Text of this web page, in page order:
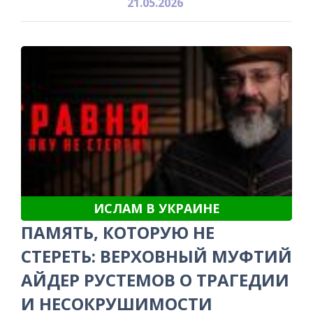
ИСЛАМ В УКРАИНЕ
ПАМЯТЬ, КОТОРУЮ НЕ
СТЕРЕТЬ: ВЕРХОВНЫЙ МУФТИЙ
АЙДЕР РУСТЕМОВ О ТРАГЕДИИ
И НЕСОКРУШИМОСТИ